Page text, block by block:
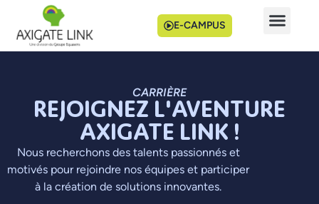
E-CAMPUS
CARRIÈRE
REJOIGNEZ L'AVENTURE
AXIGATE LINK !
Nous recherchons des talents passionnés et
motivés pour rejoindre nos équipes et participer
à la création de solutions innovantes.